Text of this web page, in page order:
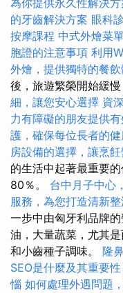
為你提供永久性解決方
的牙齒解決方案 眼科
按摩課程 中式外燴菜
胞證的注意事項 利用
外燴，提供獨特的餐
後，旅遊繁榮開始緩
細，讓您安心選擇 資
力有障礙的朋友提供
護，確保每位長者的
房設備的選擇，讓烹
的生活中起著最重要
80％。 台中月子中心
服務，為您打造清新
一步中由匈牙利品牌
油，大量蔬菜，尤其
和小齒種子調味。 隆
SEO是什麼及其重要性
惱 如何處理外遇問題